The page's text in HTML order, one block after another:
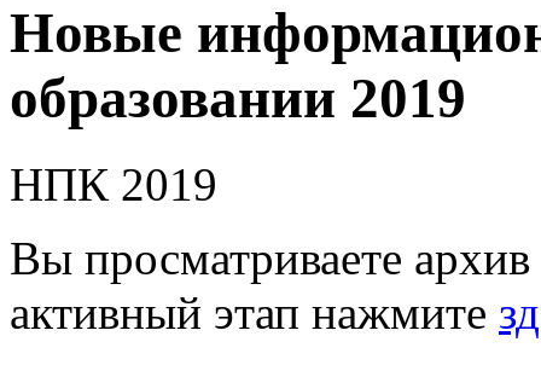
Новые
образовании 2019
НПК 2019
Вы просматриваете
активный этап нажмите